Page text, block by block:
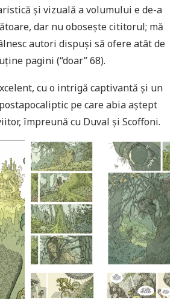
și vizuală a volumului e de-a
dar nu obosește cititorul; mă
autori dispuși să ofere atât de
pagini (“doar” 68).
cu o intrigă captivantă și un
pe care abia aștept
împreună cu Duval și Scoffoni.